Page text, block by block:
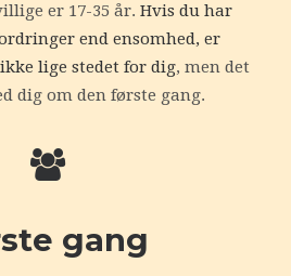
er 17-35 år. Hvis du har
end ensomhed, er
lige stedet for dig, men det
dig om den første gang.
gang